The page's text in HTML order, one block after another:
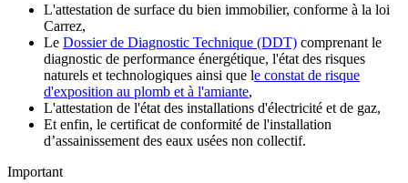
L'attestation de surface du bien immobilier, conforme à la loi
Carrez,
Le Dossier de Diagnostic Technique (DDT) comprenant le
diagnostic de performance énergétique, l'état des risques
naturels et technologiques ainsi que le constat de risque
d'exposition au plomb et à l'amiante,
L'attestation de l'état des installations d'électricité et de gaz,
Et enfin, le certificat de conformité de l'installation
d’assainissement des eaux usées non collectif.
Important